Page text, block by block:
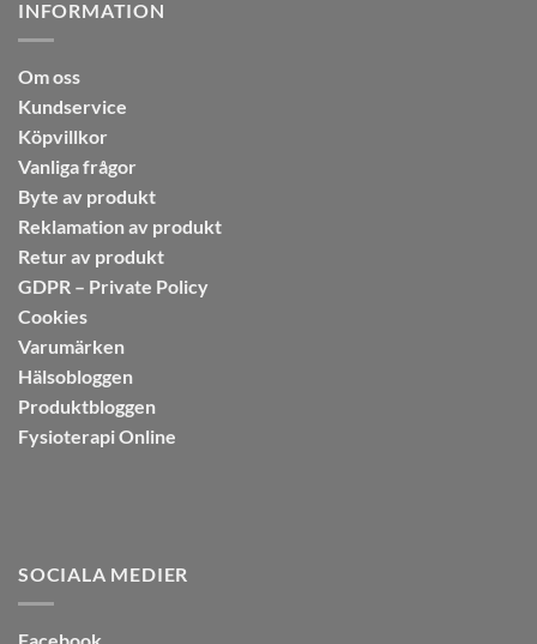
INFORMATION
Om oss
Kundservice
Köpvillkor
Vanliga frågor
Byte av produkt
Reklamation av produkt
Retur av produkt
GDPR – Private Policy
Cookies
Varumärken
Hälsobloggen
Produktbloggen
Fysioterapi Online
SOCIALA MEDIER